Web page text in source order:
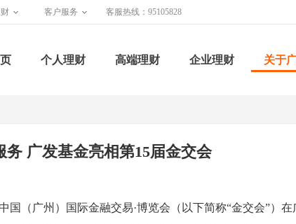
客户服务 客服热线：95105828
个人理财 高端理财 企业理财 关于
务 广发基金亮相第15届金交会
（广州）国际金融交易·博览会（以下简称“金交会”）